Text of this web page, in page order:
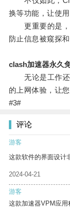
换等功能，让使
更重要的是，
防止信息被窥探和
clash加速器永久
无论是工作还
的上网体验，让
#3#
评论
游客
这款软件的界面设计
2024-04-21
游客
这款加速器VPM应